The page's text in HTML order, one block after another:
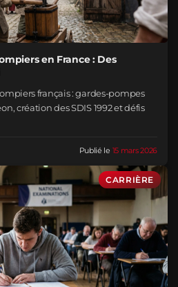
en France : Des
français : gardes-pompes
création des SDIS 1992 et défis
Publié le 15 mars 2026
CARRIÈRE